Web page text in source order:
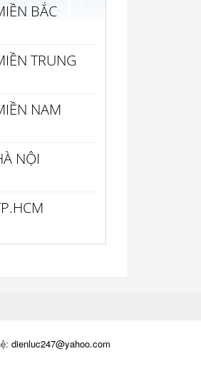
BẮC
TRUNG
NAM
NỘI
dienluc247@yahoo.com